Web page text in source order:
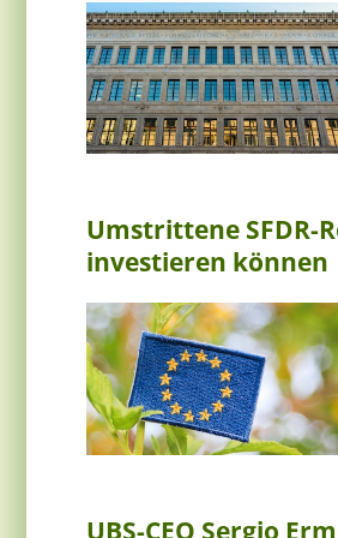
Umstrittene SFDR-
investieren können
UBS-CEO Sergio